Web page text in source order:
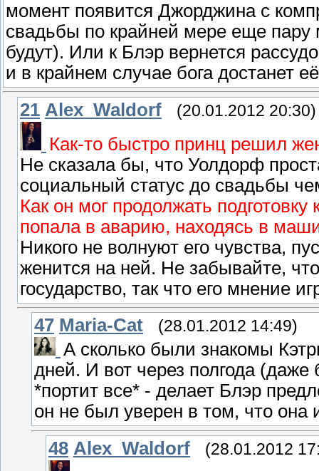
момент появится Джорджина с
свадьбы по крайней мере еще пару
будут). Или к Блэр вернется
и в крайнем случае бога достанет
21 Alex_Waldorf (20.01.2012 20:30)
Как-то быстро принц решил
Не сказала бы, что Уолдорф
социальный статус до свадьбы
Как он мог продолжать подготовку
попала в аварию, находясь в
Никого не волнуют его чувства,
женится на ней. Не забывайте,
государство, так что его мнение
47 Maria-Cat (28.01.2012 14:49)
А сколько были знакомы
дней. И вот через полгода (даже
*портит все* - делает Блэр
он не был уверен в том, что она
48 Alex_Waldorf (28.01.2012